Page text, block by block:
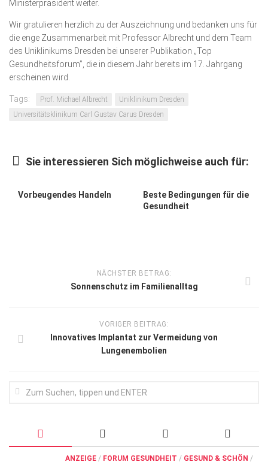
Ministerpräsident weiter.
Wir gratulieren herzlich zu der Auszeichnung und bedanken uns für
die enge Zusammenarbeit mit Professor Albrecht und dem Team
des Uniklinikums Dresden bei unserer Publikation „Top
Gesundheitsforum”, die in diesem Jahr bereits im 17. Jahrgang
erscheinen wird.
Tags: Prof. Michael Albrecht
Uniklinikum Dresden
Universitätsklinikum Carl Gustav Carus Dresden
Sie interessieren Sich möglichweise auch für:
Vorbeugendes Handeln
Beste Bedingungen für die
Gesundheit
NÄCHSTER BETRAG:
Sonnenschutz im Familienalltag
VORIGER BEITRAG:
Innovatives Implantat zur Vermeidung von
Lungenembolien
ANZEIGE / FORUM GESUNDHEIT / GESUND & SCHÖN /